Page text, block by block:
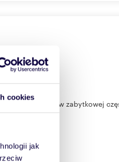
cookies
jak
ekspozycją, w zabytkowej